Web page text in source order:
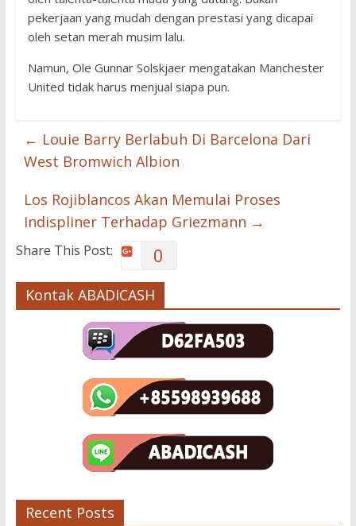
pekerjaan yang mudah dengan prestasi yang dicapai
oleh setan merah musim lalu.
Namun, Ole Gunnar Solskjaer mengatakan Manchester
United tidak harus menjual siapa pun.
← Louie Barry Berlabuh Di Barcelona Dari
West Bromwich Albion
Los Rojiblancos Akan Memulai Proses
Indispliner Terhadap Griezmann →
Share This Post: 0
Kontak ABADICASH
Recent Posts